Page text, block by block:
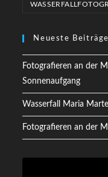
Neueste Beiträge
Fotografieren an der
Sonnenaufgang
Wasserfall Maria
Fotografieren an der